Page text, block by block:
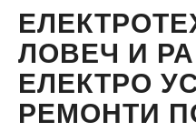
ЛОВЕЧ И
ЕЛЕКТРО
РЕМОНТИ